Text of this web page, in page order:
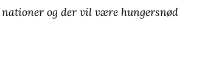
og der vil være hungersnød